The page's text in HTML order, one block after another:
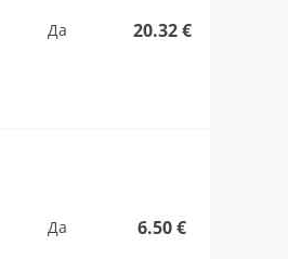
Да 20.32 €
Да 6.50 €